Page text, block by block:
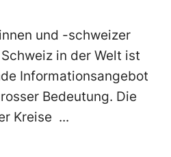
und -schweizer
in der Welt ist
Informationsangebot
Bedeutung. Die
Kreise